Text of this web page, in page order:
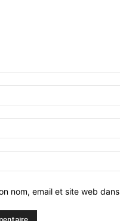
nom, email et site web